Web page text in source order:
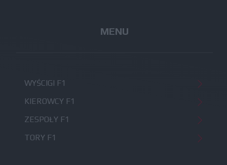
MENU
WYŚCIGI F1
KIEROWCY F1
ZESPOŁY F1
TORY F1